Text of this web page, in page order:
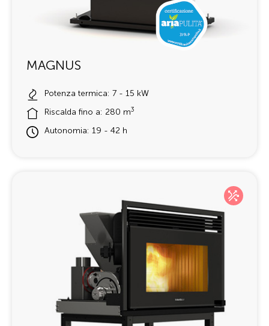
MAGNUS
Potenza termica: 7 - 15 kW
Riscalda fino a: 280 m3
Autonomia: 19 - 42 h